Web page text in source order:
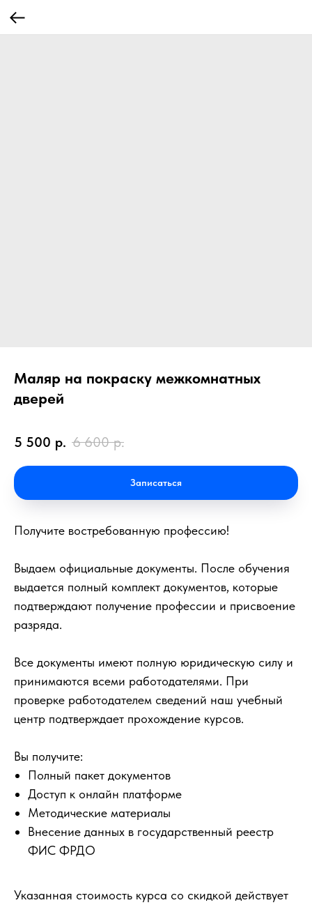
Маляр на покраску межкомнатных
дверей
5 500 р. 6 600 р.
Записаться
Получите востребованную профессию!
Выдаем официальные документы. После обучения
выдается полный комплект документов, которые
подтверждают получение профессии и присвоение
разряда.
Все документы имеют полную юридическую силу и
принимаются всеми работодателями. При
проверке работодателем сведений наш учебный
центр подтверждает прохождение курсов.
Вы получите:
Полный пакет документов
Доступ к онлайн платформе
Методические материалы
Внесение данных в государственный реестр
ФИС ФРДО
Указанная стоимость курса со скидкой действует